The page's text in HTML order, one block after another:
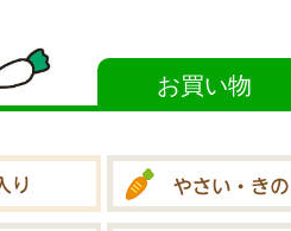
お買い物